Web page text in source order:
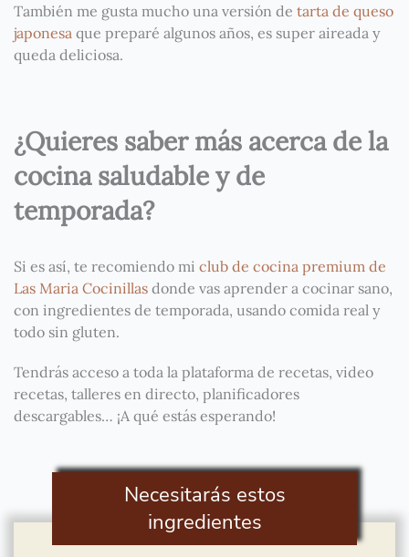
También me gusta mucho una versión de tarta de queso
japonesa que preparé algunos años, es super aireada y
queda deliciosa.
¿Quieres saber más acerca de la
cocina saludable y de
temporada?
Si es así, te recomiendo mi club de cocina premium de
Las Maria Cocinillas donde vas aprender a cocinar sano,
con ingredientes de temporada, usando comida real y
todo sin gluten.
Tendrás acceso a toda la plataforma de recetas, video
recetas, talleres en directo, planificadores
descargables… ¡A qué estás esperando!
Necesitarás estos
ingredientes